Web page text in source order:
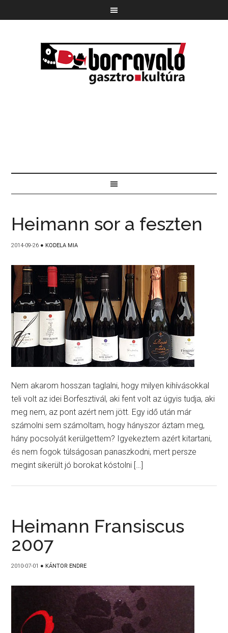
Heimann sor a feszten
2014-09-26 ● KODELA MIA
Nem akarom hosszan taglalni, hogy milyen kihívásokkal
teli volt az idei Borfesztivál, aki fent volt az úgyis tudja, aki
meg nem, az pont azért nem jött. Egy idő után már
számolni sem számoltam, hogy hányszor áztam meg,
hány pocsolyát kerülgettem? Igyekeztem azért kitartani,
és nem fogok túlságosan panaszkodni, mert persze
megint sikerült jó borokat kóstolni […]
Heimann Fransiscus
2007
2010-07-01 ● KÁNTOR ENDRE